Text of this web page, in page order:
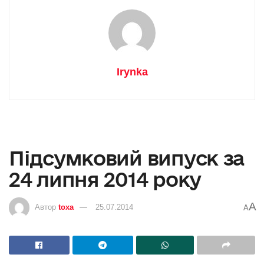
Irynka
Підсумковий випуск за
24 липня 2014 року
Автор toxa 25.07.2014 AA